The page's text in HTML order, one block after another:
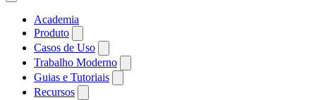
Academia
Produto
Casos de Uso
Trabalho Moderno
Guias e Tutoriais
Recursos